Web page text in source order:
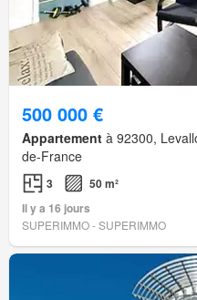
500 000 €
Appartement à 92300,
de-France
3
50 m²
Il y a 16 jours
SUPERIMMO - SUPERIMMO